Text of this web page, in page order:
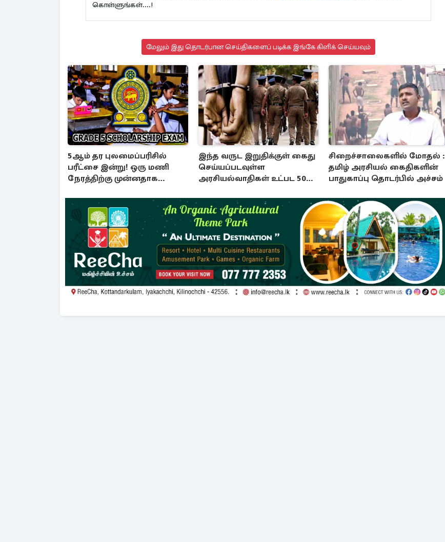
கொள்ளுங்கள்....!
மேலும் இது தொடர்பான செய்திகளைப் படிக்க இங்கே கிளிக் செய்யவும்
5ஆம் தர புலமைப்பரிசில்
பரீட்சை இன்று! ஒரு மணி
நேரத்திற்கு முன்னதாக
இந்த வருட இறுதிக்குள் கைது
செய்யப்படவுள்ள
அரசியல்வாதிகள் உட்பட 50
சிறைச்சாலைகளில் மோதல் :
தமிழ் அரசியல் கைதிகளின்
பாதுகாப்பு தொடர்பில் அச்சம்